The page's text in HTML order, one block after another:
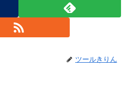
ツールきりん